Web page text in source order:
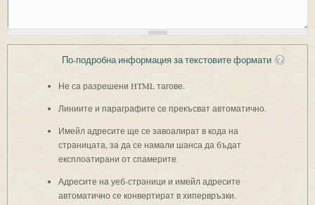
По-подробна информация за текстовите формати
Не са разрешени HTML тагове.
Линиите и параграфите се прекъсват автоматично.
Имейл адресите ще се завоалират в кода на
страницата, за да се намали шанса да бъдат
експлоатирани от спамерите.
Адресите на уеб-страници и имейл адресите
автоматично се конвертират в хипервръзки.